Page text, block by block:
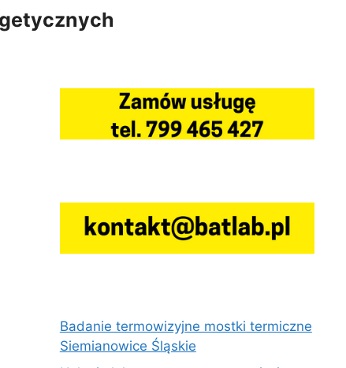
Badanie termowizyjne mostki termiczne
Siemianowice Śląskie